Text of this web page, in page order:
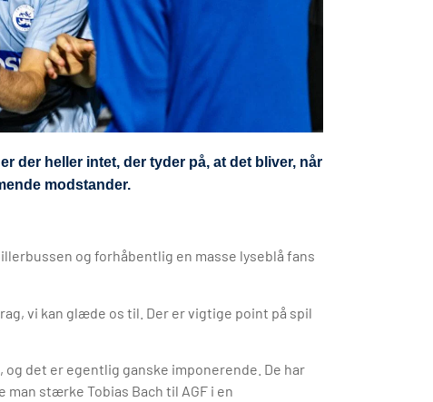
der heller intet, der tyder på, at det bliver, når
modstander.
og forhåbentlig en masse lyseblå fans
vi kan glæde os til. Der er vigtige point på spil
det er egentlig ganske imponerende. De har
stærke Tobias Bach til AGF i en